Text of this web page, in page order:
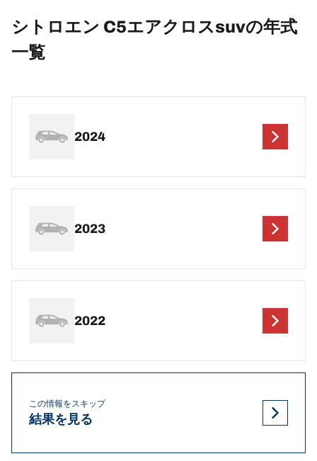
シトロエン C5エアクロスsuvの年式
一覧
2024
2023
2022
この情報をスキップ
結果を見る